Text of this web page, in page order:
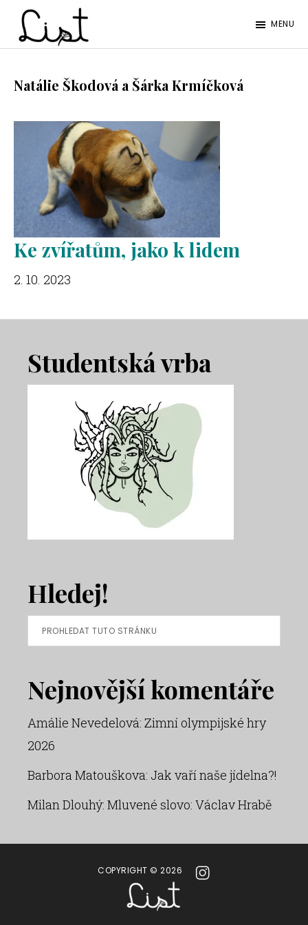
Skip
content
Skip
LIST
časopis
Litoměřice
MENU
Natálie Škodová a Šárka Krmíčková
Ke zvířatům, jako k lidem
2. 10. 2023
Footer
Studentská vrba
Hledej!
Prohledat
tuto
Nejnovější komentáře
Amálie Nevedelová: Zimní olympijské hry
2026
Barbora Matouškova: Jak vaří naše jídelna?!
Milan Dlouhý: Mluvené slovo: Václav Hrabě
COPYRIGHT © 2026